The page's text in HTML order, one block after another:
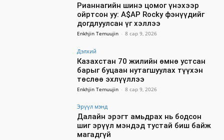
Рианнагийн шинэ цомог үнэхээр
ойртсон уу: A$AP Rocky фэнүүдийг
догдлуулсан үг хэллээ
Enkhjin Temuujin - 8 сар 9, 2026
Дэлхий
Казахстан 70 жилийн өмнө устсан
барыг буцаан нутагшуулах түүхэн
төслөө эхлүүллээ
Enkhjin Temuujin - 8 сар 9, 2026
Эрүүл мэнд
Далайн эрэгт амьдрах нь бодсон
шиг эрүүл мэндэд тустай биш байж
магадгүй